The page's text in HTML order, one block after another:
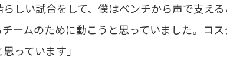
らしい試合をして、僕はベンチから声で支え
ームのために動こうと思っていました。コ
っています」